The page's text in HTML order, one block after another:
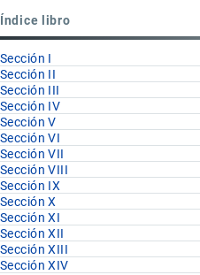
79
Índice libro
Sección I
Sección II
Sección III
Sección IV
Sección V
Sección VI
Sección VII
Sección VIII
Sección IX
Sección X
Sección XI
Sección XII
Sección XIII
Sección XIV